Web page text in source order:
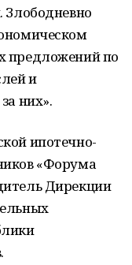
Злободневно
предложений по
и
них».
ипотечно-
«Форума
Дирекции